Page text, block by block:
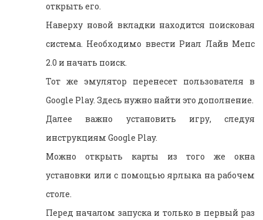
открыть его.
Наверху новой вкладки находится поисковая
система. Необходимо ввести Риал Лайв Мепс
2.0 и начать поиск.
Тот же эмулятор перенесет пользователя в
Google Play. Здесь нужно найти это дополнение.
Далее важно установить игру, следуя
инструкциям Google Play.
Можно открыть карты из того же окна
установки или с помощью ярлыка на рабочем
столе.
Перед началом запуска и только в первый раз